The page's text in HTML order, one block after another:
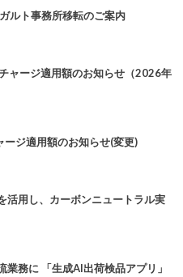
ルト事務所移転のご案内
ャージ適用額のお知らせ（2026年
ジ適用額のお知らせ(変更)
活用し、カーボンニュートラル実
務に 「生成AI出荷検品アプリ」